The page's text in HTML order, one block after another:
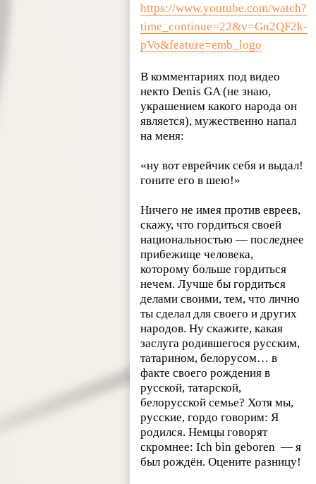
https://www.youtube.com/watch?
time_continue=22&v=Gn2QF2k-
pVo&feature=emb_logo
В комментариях под видео
некто Denis GA (не знаю,
украшением какого народа он
является), мужественно напал
на меня:
«ну вот еврейчик себя и выдал!
гоните его в шею!»
Ничего не имея против евреев,
скажу, что гордиться своей
национальностью — последнее
прибежище человека,
которому больше гордиться
нечем. Лучше бы гордиться
делами своими, тем, что лично
ты сделал для своего и других
народов. Ну скажите, какая
заслуга родившегося русским,
татарином, белорусом… в
факте своего рождения в
русской, татарской,
белорусской семье? Хотя мы,
русские, гордо говорим:Я
родился. Немцы говорят
скромнее:Ich bin geboren — я
был рождён. Оцените разницу!